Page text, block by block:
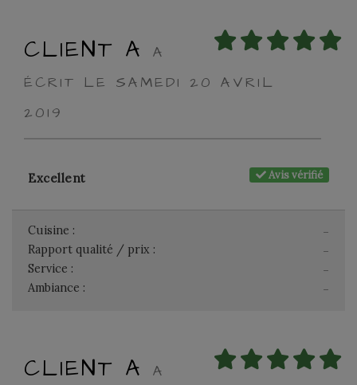
CLIENT A
A
ÉCRIT LE SAMEDI 20 AVRIL
2019
Avis vérifié
Excellent
-
Cuisine :
-
Rapport qualité / prix :
-
Service :
-
Ambiance :
CLIENT A
A